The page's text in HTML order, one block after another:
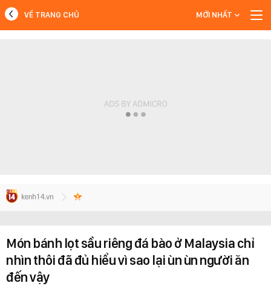
VỀ TRANG CHỦ MỚI NHẤT
Món bánh lọt sầu riêng đá bào ở Malaysia chỉ
nhìn thôi đã đủ hiểu vì sao lại ùn ùn người ăn
đến vậy